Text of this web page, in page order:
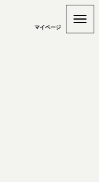
マイページ